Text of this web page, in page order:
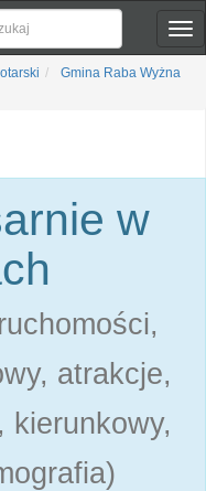
Gmina Raba Wyżna
w
atrakcje,
kierunkowy,